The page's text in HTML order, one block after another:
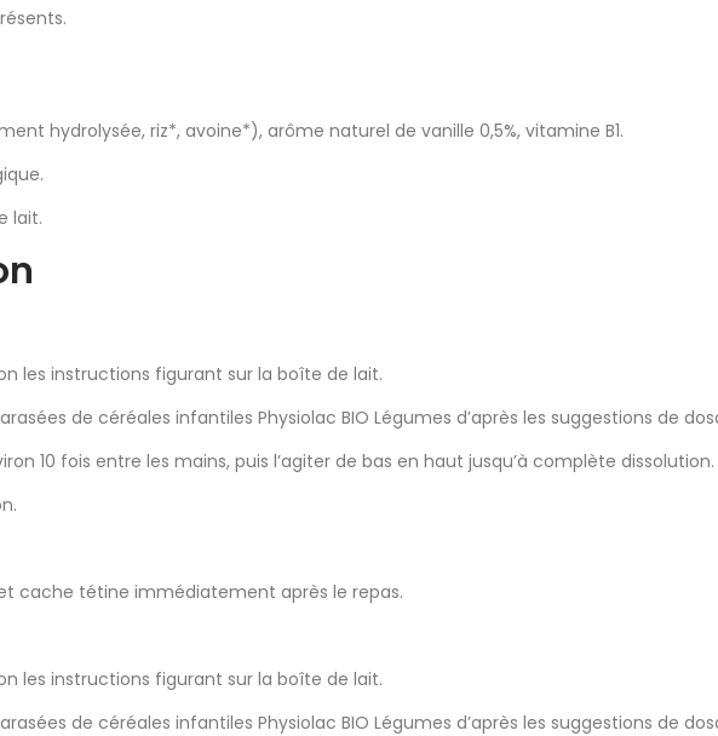
hydrolysée, riz*, avoine*), arôme naturel de vanille 0,5%, vitamine B1.
lait.
les instructions figurant sur la boîte de lait.
de céréales infantiles Physiolac BIO Légumes d’après les suggestions de
10 fois entre les mains, puis l’agiter de bas en haut jusqu’à complète dissolution.
cache tétine immédiatement après le repas.
les instructions figurant sur la boîte de lait.
de céréales infantiles Physiolac BIO Légumes d’après les suggestions de